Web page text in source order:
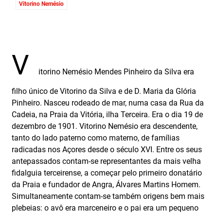
Vitorino Nemésio
V itorino Nemésio Mendes Pinheiro da Silva era
filho único de Vitorino da Silva e de D. Maria da Glória
Pinheiro. Nasceu rodeado de mar, numa casa da Rua da
Cadeia, na Praia da Vitória, ilha Terceira. Era o dia 19 de
dezembro de 1901. Vitorino Nemésio era descendente,
tanto do lado paterno como materno, de famílias
radicadas nos Açores desde o século XVI. Entre os seus
antepassados contam-se representantes da mais velha
fidalguia terceirense, a começar pelo primeiro donatário
da Praia e fundador de Angra, Álvares Martins Homem.
Simultaneamente contam-se também origens bem mais
plebeias: o avô era marceneiro e o pai era um pequeno